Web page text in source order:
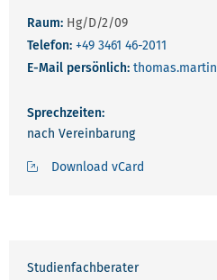
Raum: Hg/D/2/09
Telefon: +49 3461 46-2011
E-Mail persönlich: thomas.martin
Sprechzeiten:
nach Vereinbarung
Download vCard
Studienfachberater